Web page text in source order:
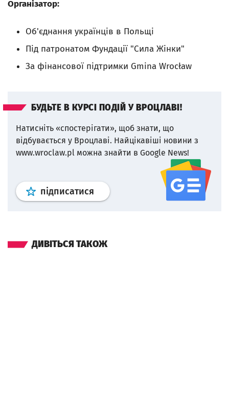
Організатор:
Об'єднання українців в Польщі
Під патронатом Фундації "Сила Жінки"
За фінансової підтримки Gmina Wrocław
БУДЬТЕ В КУРСІ ПОДІЙ У ВРОЦЛАВІ!
Натисніть «спостерігати», щоб знати, що
відбувається у Вроцлаві. Найцікавіші новини з
www.wroclaw.pl можна знайти в Google News!
підписатися Профіль google news
ДИВІТЬСЯ ТАКОЖ